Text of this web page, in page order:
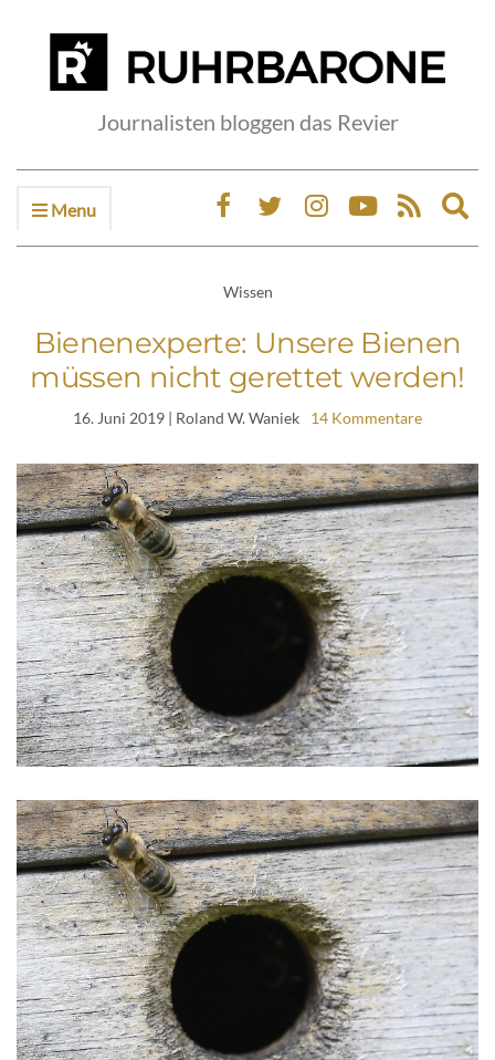
Journalisten bloggen das Revier
Menu
Wissen
Bienenexperte: Unsere Bienen
müssen nicht gerettet werden!
16. Juni 2019 | Roland W. Waniek 14 Kommentare